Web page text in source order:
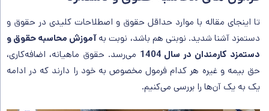
تا اینجای مقاله با موارد حداقل حقوق و اصطلاحات کلیدی در حقوق و
دستمزد آشنا شدید. نوبتی هم باشد، نوبت بهآموزش محاسبه حقوق و
دستمزد کارمندان در سال 1404
می‌رسد. حقوق ماهیانه، اضافه‌کاری،
حق بیمه و غیره هر کدام فرمول مخصوص به خود را دارند که در ادامه
یک به یک آن‌ها را بررسی می‌کنیم.